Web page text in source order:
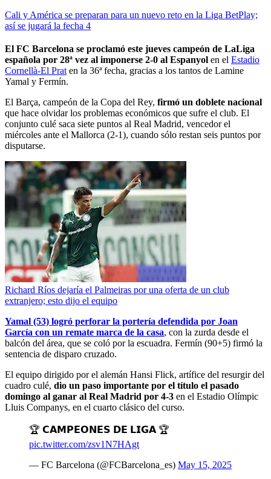
Cali y América se preparan para un nuevo reto en la Liga BetPlay;
así se jugará la fecha 4
El FC Barcelona se proclamó este jueves campeón de LaLiga
española por 28ª vez al imponerse 2-0 al Espanyol en el Estadio
Cornellà-El Prat en la 36ª fecha, gracias a los tantos de Lamine
Yamal y Fermín.
El Barça, campeón de la Copa del Rey, firmó un doblete nacional
que hace olvidar los problemas económicos que sufre el club. El
conjunto culé saca siete puntos al Real Madrid, vencedor el
miércoles ante el Mallorca (2-1), cuando sólo restan seis puntos por
disputarse.
Richard Ríos dejaría el Palmeiras por una oferta de un club
extranjero; esto dijo el equipo
Yamal (53) logró perforar la portería defendida por Joan
García con un remate marca de la casa, con la zurda desde el
balcón del área, que se coló por la escuadra. Fermín (90+5) firmó la
sentencia de disparo cruzado.
El equipo dirigido por el alemán Hansi Flick, artífice del resurgir del
cuadro culé, dio un paso importante por el título el pasado
domingo al ganar al Real Madrid por 4-3 en el Estadio Olímpic
Lluis Companys, en el cuarto clásico del curso.
🏆 𝗖𝗔𝗠𝗣𝗘𝗢𝗡𝗘𝗦 𝗗𝗘 𝗟𝗜𝗚𝗔 🏆
pic.twitter.com/zsv1N7HAgt
— FC Barcelona (@FCBarcelona_es) May 15, 2025